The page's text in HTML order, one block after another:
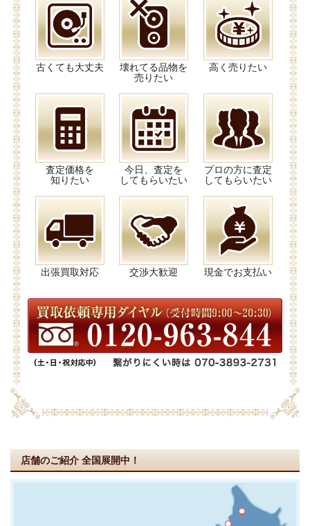
古くても大丈夫
壊れてる品物を
売りたい
高く売りたい
査定価格を
知りたい
今日、査定を
してもらいたい
プロの方に査定
してもらいたい
出張買取対応 交渉大歓迎 現金でお支払い
店舗のご紹介 全国展開中！